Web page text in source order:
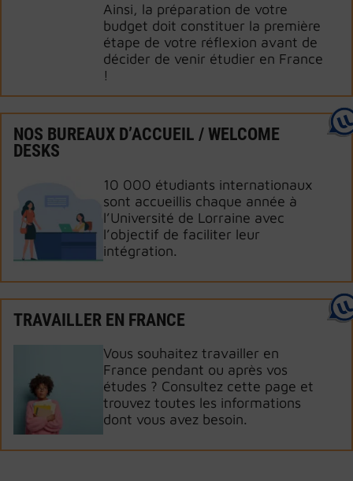
Ainsi, la préparation de votre
budget doit constituer la première
étape de votre réflexion avant de
décider de venir étudier en France
!
NOS BUREAUX D’ACCUEIL / WELCOME
DESKS
10 000 étudiants internationaux
sont accueillis chaque année à
l’Université de Lorraine avec
l’objectif de faciliter leur
intégration.
TRAVAILLER EN FRANCE
Vous souhaitez travailler en
France pendant ou après vos
études ? Consultez cette page et
trouvez toutes les informations
dont vous avez besoin.